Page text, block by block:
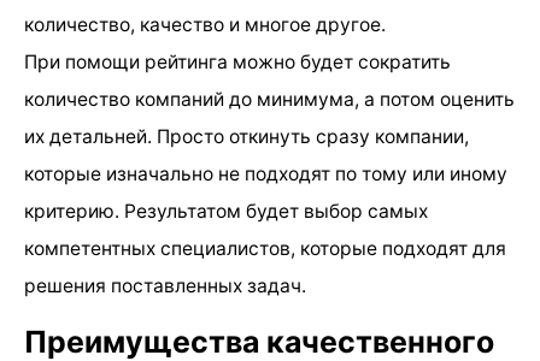
количество, качество и многое другое.
При помощи рейтинга можно будет сократить
количество компаний до минимума, а потом оценить
их детальней. Просто откинуть сразу компании,
которые изначально не подходят по тому или иному
критерию. Результатом будет выбор самых
компетентных специалистов, которые подходят для
решения поставленных задач.
Преимущества качественного